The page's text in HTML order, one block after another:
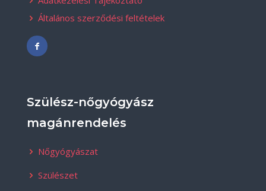
Általános szerződési feltételek
Szülész-nőgyógyász
magánrendelés
Nőgyógyászat
Szülészet